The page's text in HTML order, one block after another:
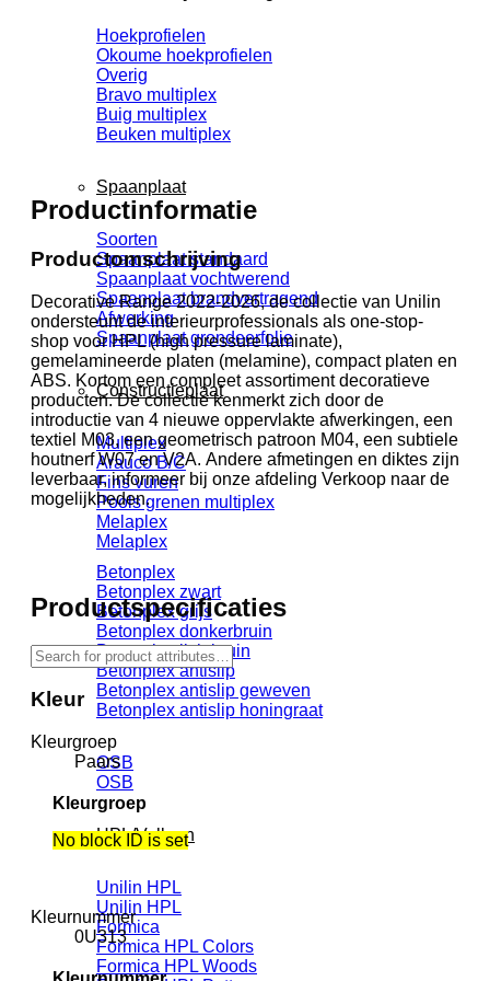
Hoekprofielen
Okoume hoekprofielen
Overig
Bravo multiplex
Buig multiplex
Beuken multiplex
Spaanplaat
Soorten
Spaanplaat standaard
Spaanplaat vochtwerend
Spaanplaat brandvertragend
Afwerking
Spaanplaat grondeerfolie
Constructieplaat
Multiplex
Arauco B/C
Fins vuren
Pools grenen multiplex
Melaplex
Melaplex
Betonplex
Betonplex zwart
Betonplex grijs
Betonplex donkerbruin
Betonplex lichtbruin
Betonplex antislip
Betonplex antislip geweven
Betonplex antislip honingraat
OSB
OSB
HPL/Volkern
Unilin HPL
Unilin HPL
Formica
Formica HPL Colors
Formica HPL Woods
Productinformatie
Productomschrijving
Decorative Range 2022-2026, de collectie van Unilin
ondersteunt de interieurprofessionals als one-stop-
shop voor HPL (high pressure laminate),
gemelamineerde platen (melamine), compact platen en
ABS. Kortom een compleet assortiment decoratieve
producten. De collectie kenmerkt zich door de
introductie van 4 nieuwe oppervlakte afwerkingen, een
textiel M03, een geometrisch patroon M04, een subtiele
houtnerf W07 en V2A. Andere afmetingen en diktes zijn
leverbaar, informeer bij onze afdeling Verkoop naar de
mogelijkheden.
Productspecificaties
Kleur
Kleurgroep
Paars
Kleurgroep
No block ID is set
Kleurnummer
0U313